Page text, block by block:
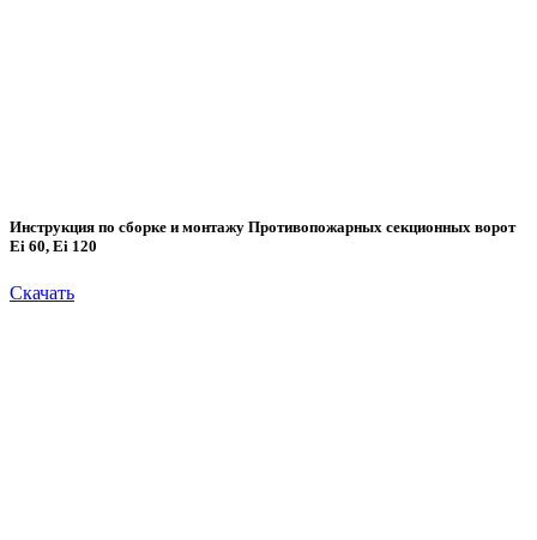
Инструкция по сборке и монтажу Противопожарных секционных ворот
Ei 60, Ei 120
Скачать